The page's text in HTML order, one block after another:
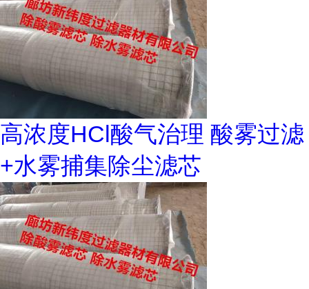
高浓度HCl酸气治理 酸雾过滤
+水雾捕集除尘滤芯